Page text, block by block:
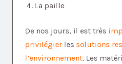
La paille
De nos jours, il est très
privilégier les solutions
l’environnement. Les